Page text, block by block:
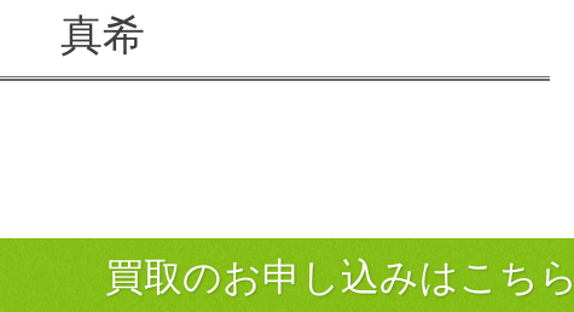
真希
買取のお申し込みはこちら